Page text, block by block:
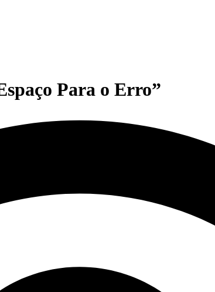
Para o Erro”